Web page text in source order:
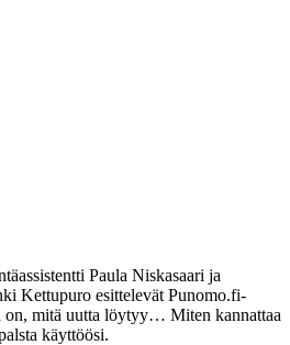
Paula Niskasaari ja
Kettupuro esittelevät Punomo.fi-
on, mitä uutta löytyy… Miten kannattaa
käyttöösi.